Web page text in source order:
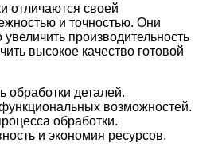
отличаются своей
и точностью. Они
производительность
высокое качество готовой
обработки деталей.
возможностей.
обработки.
и экономия ресурсов.